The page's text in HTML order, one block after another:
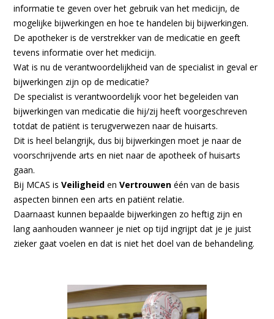
informatie te geven over het gebruik van het medicijn, de
mogelijke bijwerkingen en hoe te handelen bij bijwerkingen.
De apotheker is de verstrekker van de medicatie en geeft
tevens informatie over het medicijn.
Wat is nu de verantwoordelijkheid van de specialist in geval er
bijwerkingen zijn op de medicatie?
De specialist is verantwoordelijk voor het begeleiden van
bijwerkingen van medicatie die hij/zij heeft voorgeschreven
totdat de patiënt is terugverwezen naar de huisarts.
Dit is heel belangrijk, dus bij bijwerkingen moet je naar de
voorschrijvende arts en niet naar de apotheek of huisarts
gaan.
Bij MCAS is Veiligheid en Vertrouwen één van de basis
aspecten binnen een arts en patiënt relatie.
Daarnaast kunnen bepaalde bijwerkingen zo heftig zijn en
lang aanhouden wanneer je niet op tijd ingrijpt dat je je juist
zieker gaat voelen en dat is niet het doel van de behandeling.